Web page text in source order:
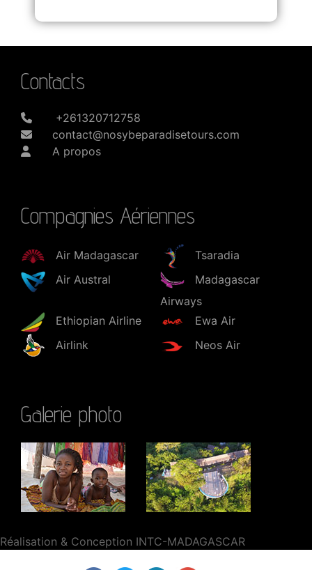
Contacts
+261320712758
contact@nosybeparadisetours.com
A propos
Compagnies Aériennes
Air Madagascar
Tsaradia
Air Austral
Madagascar
Airways
Ethiopian Airline
Ewa Air
Airlink
Neos Air
Galerie photo
Réalisation & Conception INTC-MADAGASCAR